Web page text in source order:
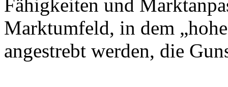
Fähigkeiten und
Marktumfeld, in dem
angestrebt werden, die